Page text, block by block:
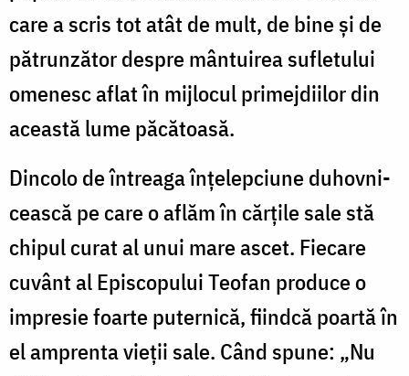
care a scris tot atât de mult, de bine şi de
pătrunzător despre mântuirea sufletului
omenesc aflat în mijlocul primejdiilor din
această lume păcătoasă.
Dincolo de întreaga înţelepciune duhovni­
cească pe care o aflăm în cărţile sale stă
chipul curat al unui mare ascet. Fiecare
cuvânt al Episcopului Teofan produce o
impresie foarte puterni­că, fiindcă poartă în
el amprenta vieţii sale. Când spune: „Nu